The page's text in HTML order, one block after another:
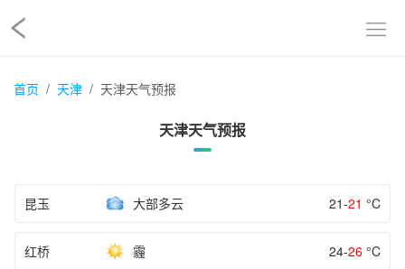
首页 天津 天津天气预报
天津天气预报
昆玉 大部多云 21-21 °C
红桥 霾 24-26 °C